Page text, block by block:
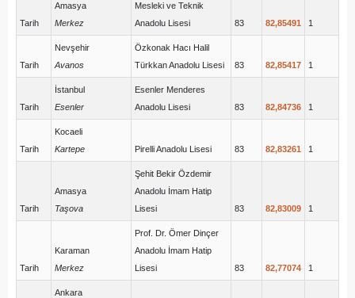
Tarih
Amasya
Merkez
Mesleki ve Teknik
Anadolu Lisesi
83 82,85491 1
Tarih
Nevşehir
Avanos
Özkonak Hacı Halil
Türkkan Anadolu Lisesi
83 82,85417 1
Tarih
İstanbul
Esenler
Esenler Menderes
Anadolu Lisesi
83 82,84736 1
Tarih
Kocaeli
Kartepe
Pirelli Anadolu Lisesi 83 82,83261 1
Tarih
Amasya
Taşova
Şehit Bekir Özdemir
Anadolu İmam Hatip
Lisesi
83 82,83009 1
Tarih
Karaman
Merkez
Prof. Dr. Ömer Dinçer
Anadolu İmam Hatip
Lisesi
83 82,77074 1
Ankara